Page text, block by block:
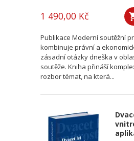
1 490,00 Kč
Publikace Moderní soutěžní
kombinuje právní a
zásadní otázky dneška v
soutěže. Kniha přináší
rozbor témat, na která...